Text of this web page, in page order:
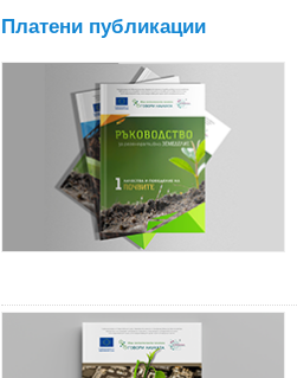
Платени публикации